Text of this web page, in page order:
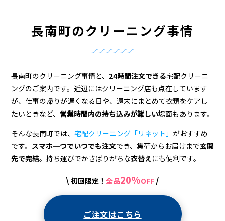
＆
宅
配
ク
リ
ー
長南町のクリーニング事情
長南町のクリーニング事情と、 24時間注文できる宅配クリーニ
ングのご案内です。近辺にはクリーニング店も点在しています
が、仕事の帰りが遅くなる日や、週末にまとめて衣類をケアし
たいときなど、 営業時間内の持ち込みが難しい場面もあります。
そんな長南町では、 宅配クリーニング「リネット」 がおすすめ
です。 スマホ一つでいつでも注文でき、集荷からお届けまで玄関
先で完結。持ち運びでかさばりがちな衣替えにも便利です。
\ 初回限定！ 全品20%OFF /
ご注文はこちら